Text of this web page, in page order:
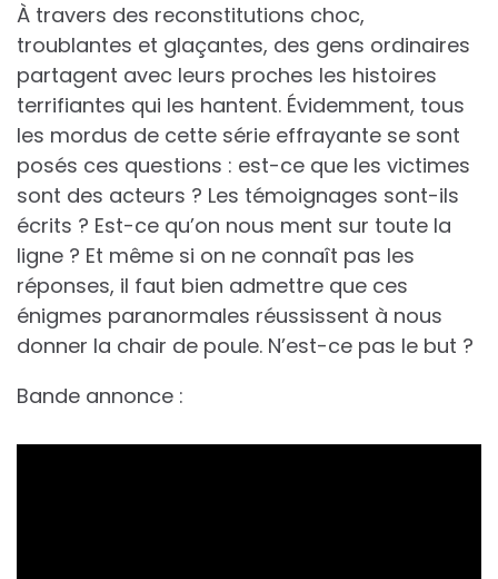
À travers des reconstitutions choc,
troublantes et glaçantes, des gens ordinaires
partagent avec leurs proches les histoires
terrifiantes qui les hantent. Évidemment, tous
les mordus de cette série effrayante se sont
posés ces questions : est-ce que les victimes
sont des acteurs ? Les témoignages sont-ils
écrits ? Est-ce qu’on nous ment sur toute la
ligne ? Et même si on ne connaît pas les
réponses, il faut bien admettre que ces
énigmes paranormales réussissent à nous
donner la chair de poule. N’est-ce pas le but ?
Bande annonce :